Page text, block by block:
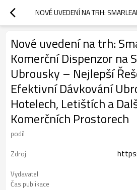
Nové uvedení na trh:
Komerční Dispenzor na
Ubrousky – Nejlepší
Efektivní Dávkování
Hotelech, Letištích a
Komerčních Prostorech
podíl
Zdroj
Vydavatel
Čas publikace